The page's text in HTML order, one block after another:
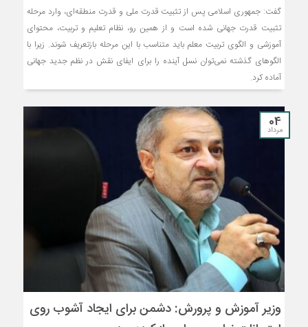
گفت: جمهوری اسلامی پس از تثبیت قدرت ملی و قدرت منطقه‌ای، وارد مرحله
تثبیت قدرت جهانی شده است و از همین رو، نظام تعلیم و تربیت، محتوای
آموزشی و الگوی تربیت معلم باید متناسب با این مرحله بازتعریف شوند. زیرا با
الگوهای گذشته نمی‌توان نسل آینده را برای ایفای نقش در نظم جدید جهانی
آماده کرد.
04
مرداد
وزیر آموزش و پرورش: دشمن برای ایجاد آشوب روی